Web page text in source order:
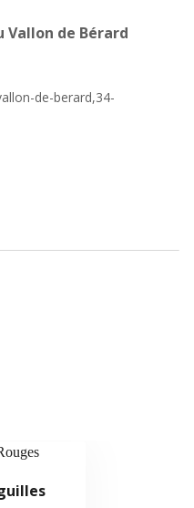
Vallon de Bérard
de-berard,34-